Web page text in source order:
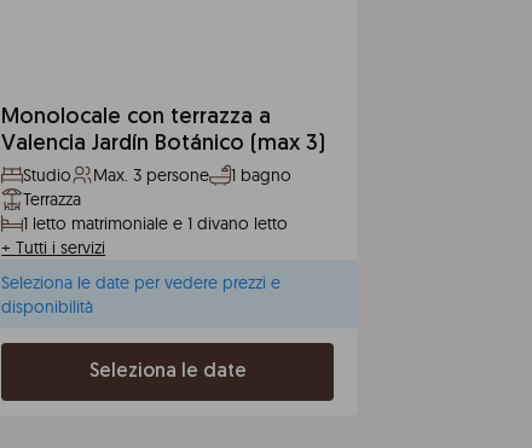
Monolocale con terrazza a
Valencia Jardín Botánico (max 3)
Studio Max. 3 persone
1 bagno
Terrazza
1 letto matrimoniale e 1 divano letto
+Tutti i servizi
Seleziona le date per vedere prezzi e
disponibilità
Seleziona le date